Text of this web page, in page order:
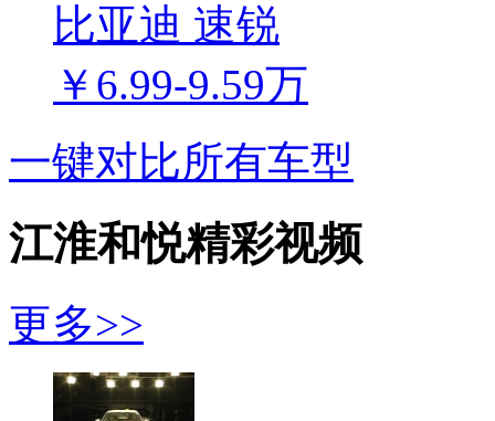
比亚迪 速锐
￥6.99-9.59万
一键对比所有车型
江淮和悦精彩视频
更多>>